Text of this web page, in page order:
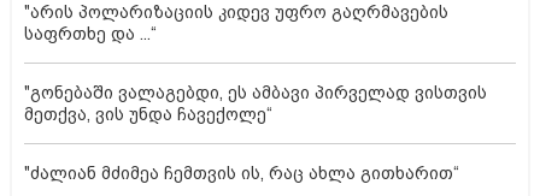
"არის პოლარიზაციის კიდევ უფრო გაღრმავების
საფრთხე და ...“
"გონებაში ვალაგებდი, ეს ამბავი პირველად ვისთვის
მეთქვა, ვის უნდა ჩავექოლე“
"ძალიან მძიმეა ჩემთვის ის, რაც ახლა გითხარით“